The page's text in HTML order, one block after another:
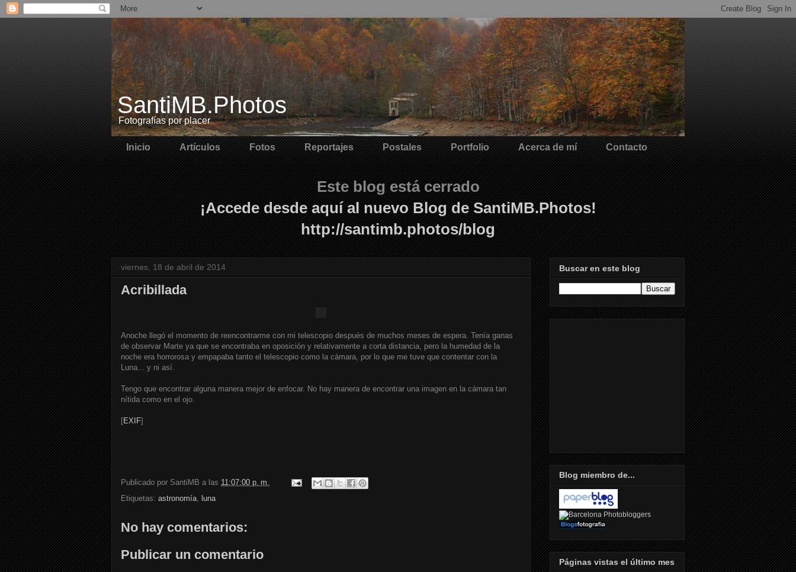
SantiMB.Photos
Fotografías por placer
Inicio Artículos Fotos Reportajes Postales Portfolio Acerca de mí Contacto
Este blog está cerrado
¡Accede desde aquí al nuevo Blog de SantiMB.Photos!
http://santimb.photos/blog
viernes, 18 de abril de 2014
Acribillada
Anoche llegó el momento de reencontrarme con mi telescopio después de muchos meses de espera. Tenía ganas
de observar Marte ya que se encontraba en oposición y relativamente a corta distancia, pero la humedad de la
noche era horrorosa y empapaba tanto el telescopio como la cámara, por lo que me tuve que contentar con la
Luna... y ni así.
Tengo que encontrar alguna manera mejor de enfocar. No hay manera de encontrar una imagen en la cámara tan
nítida como en el ojo.
[EXIF]
Publicado por SantiMB a las 11:07:00 p. m.
Etiquetas: astronomía, luna
No hay comentarios:
Publicar un comentario
Buscar en este blog
Blog miembro de...
Páginas vistas el último mes